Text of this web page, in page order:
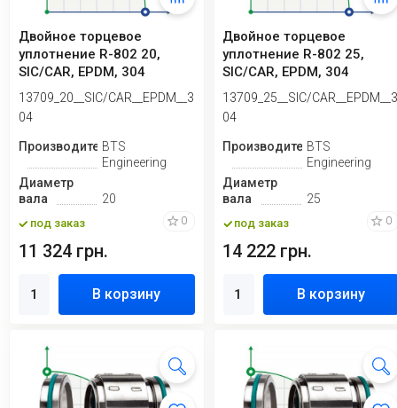
Двойное торцевое
уплотнение R-802 20,
SIC/CAR, EPDM, 304
13709_20__SIC/CAR__EPDM__3
04
ПроизводительBTS
Engineering
Диаметр
вала
20
под заказ 0
11 324 грн.
В корзину
Двойное торцевое
уплотнение R-802 25,
SIC/CAR, EPDM, 304
13709_25__SIC/
04
ПроизводительBTS
Engineering
Диаметр
вала
25
под заказ 0
14 222 грн.
В корзину